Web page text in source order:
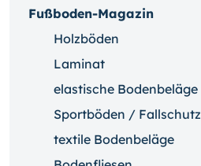
Fußboden-Magazin
Holzböden
Laminat
elastische Bodenbeläge
Sportböden / Fallschutz
textile Bodenbeläge